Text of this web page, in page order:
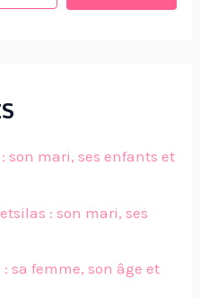
mari, ses enfants et
: son mari, ses
sa femme, son âge et